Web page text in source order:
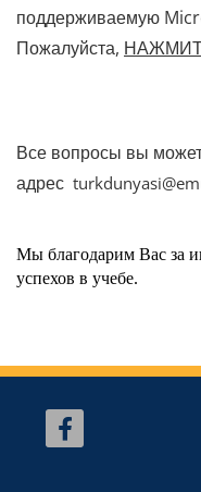
поддерживаемую
Пожалуйста,
Все вопросы вы
адрес
Мы благодарим Вас за
успехов в учебе.